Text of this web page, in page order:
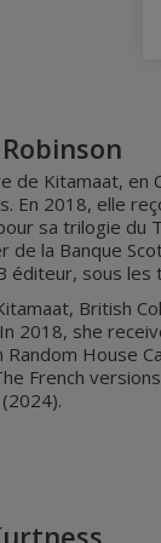
de Kitamaat, en
En 2018, elle
sa trilogie du
de la Banque
éditeur, sous les
British
2018, she
Random House
French
(2024).